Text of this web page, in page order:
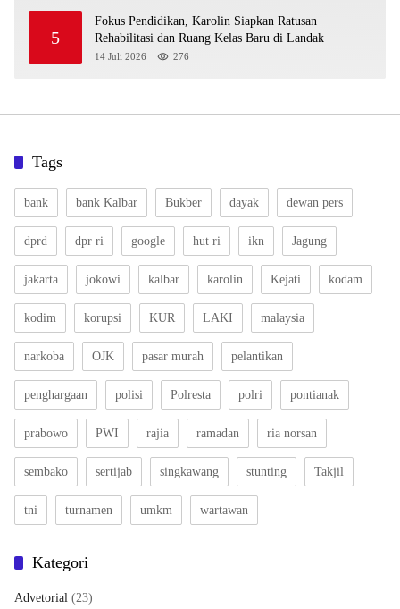
5
Fokus Pendidikan, Karolin Siapkan Ratusan
Rehabilitasi dan Ruang Kelas Baru di Landak
14 Juli 2026 276
Tags
bank bank Kalbar Bukber dayak dewan pers
dprd dpr ri google hut ri ikn Jagung
jakarta jokowi kalbar karolin Kejati kodam
kodim korupsi KUR LAKI malaysia
narkoba OJK pasar murah pelantikan
penghargaan polisi Polresta polri pontianak
prabowo PWI rajia ramadan ria norsan
sembako sertijab singkawang stunting Takjil
tni turnamen umkm wartawan
Kategori
Advetorial (23)